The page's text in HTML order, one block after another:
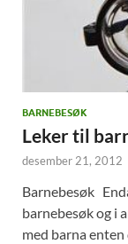
BARNEBESØK
Leker til
desember 21, 2012
Barnebesøk
barnebesøk og i
med barna